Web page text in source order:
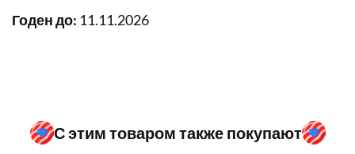
Годен до: 11.11.2026
С этим товаром также покупают